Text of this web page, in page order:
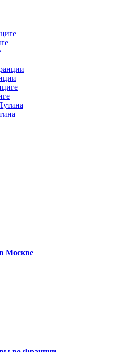
Москве